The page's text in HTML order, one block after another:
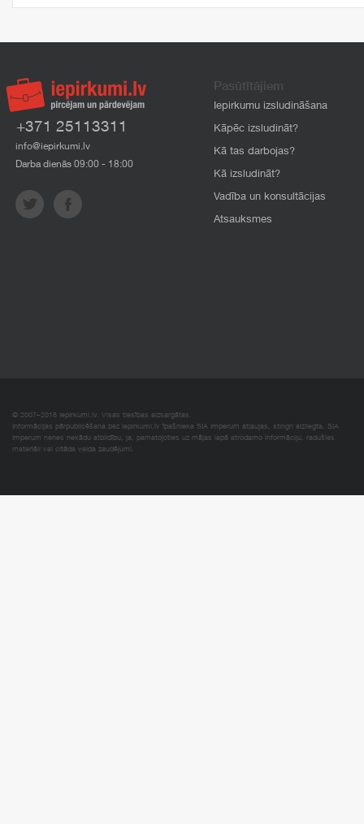
+371 25113311
info@iepirkumi.lv
Darba dienās 09:00 - 18:00
Pasūtītājiem
Iepirkumu izsludināšana
Kāpēc izsludināt?
Kā tas darbojas?
Kā izsludināt?
Vadība un konsultācijas
Atsauksmes
© 2007–2018 Iepirkumi.lv. Visas tiesības aizsargātas.
Informācijas pārpublicēšana bez iepirkumi.lv īpašnieka SIA Imperum atļaujas, stingri aizliegta. SIA
Imperum nenes nekādu atbildību, ja, pamatojoties uz mājas lapā atrodamo informāciju, radušies
materiāli vai citāda veida zaudējumi.